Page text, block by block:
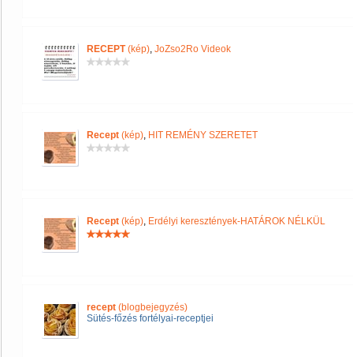
RECEPT(kép), JoZso2Ro Videok
Recept (kép), HIT REMÉNY SZERETET
Recept (kép), Erdélyi keresztények-HATÁROK NÉLKÜL
recept (blogbejegyzés)
Sütés-főzés fortélyai-receptjei